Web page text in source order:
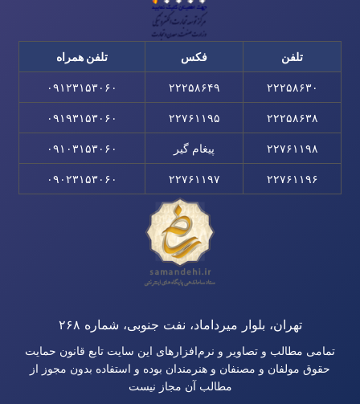
تلفن فکس تلفن همراه
۲۲۲۵۸۶۳۰ ۲۲۲۵۸۶۴۹ ۰۹۱۲۳۱۵۳۰۶۰
۲۲۲۵۸۶۳۸ ۲۲۷۶۱۱۹۵ ۰۹۱۹۳۱۵۳۰۶۰
۲۲۷۶۱۱۹۸ پیغام گیر ۰۹۱۰۳۱۵۳۰۶۰
۲۲۷۶۱۱۹۶ ۲۲۷۶۱۱۹۷ ۰۹۰۲۳۱۵۳۰۶۰
تهران، بلوار میرداماد، نفت جنوبی، شماره ۲۶۸
تمامی مطالب و تصاویر و نرم‌افزارهای این سایت تابع قانون حمایت
حقوق مولفان و مصنفان و هنرمندان بوده و استفاده بدون مجوز از
مطالب آن مجاز نیست